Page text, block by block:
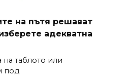
на пътя решават
адекватна
таблото или
под